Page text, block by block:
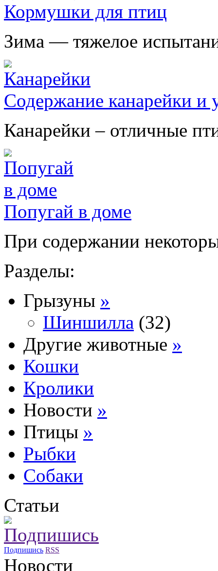
Кормушки для птиц
Зима — тяжелое
Содержание канарейки и
Канарейки – отличные
Попугай в доме
При содержании
Разделы:
Грызуны »
Шиншилла (32)
Другие животные »
Кошки
Кролики
Новости »
Птицы »
Рыбки
Собаки
Статьи
Подпишись RSS
Новости